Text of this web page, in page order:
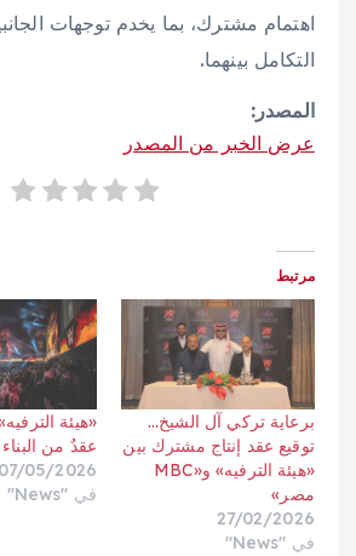
اهتمام مشترك، بما يخدم توجهات
التكامل بينهما.
المصدر:
عرض الخبر من المصدر
مرتبط
برعاية تركي آل الشيخ…
توقيع عقد إنتاج مشترك بين
«هيئة الترفيه» و«MBC
مصر»
27/02/2026
في "News"
«هيئة
عقدٌ من
07/05/2026
في "News"